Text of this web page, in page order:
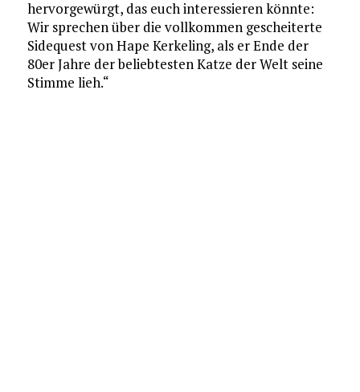
hervorgewürgt, das euch interessieren könnte:
Wir sprechen über die vollkommen gescheiterte
Sidequest von Hape Kerkeling, als er Ende der
80er Jahre der beliebtesten Katze der Welt seine
Stimme lieh.“